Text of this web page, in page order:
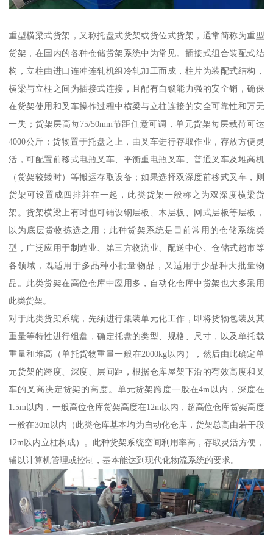
重型横梁式货架，又称托盘式货架或货位式货架，通常简称为重型
货架，在国内的各种仓储货架系统中为常见。插接式组合装配式结
构，立柱由进口连冲连轧机组冷轧加工而成，柱片为装配式结构，
横梁与立柱之间为插接式连接，且配有自锁能力强的安全销，确保
在货架使用和叉车操作过程中横梁与立柱连接的安全可靠性和万无
一失；货架层高每75/50mm节距任意可调，单元货架每层载荷可达
4000公斤；货物置于托盘之上，由叉车进行存取作业，存放方便灵
活，可配置前移式电瓶叉车、平衡重电瓶叉车、普通叉车及堆高机
（货架较矮时）等搬运存取设备；如果选择双深度前移式叉车，则
货架可设置成四排并在一起，此类货架一般称之为双深度横梁货
架。货架横梁上有时也可铺设钢层板、木层板、网式层板等层板，
以为底层货物拣选之用；此种货架系统是目前常用的仓储系统类
型，广泛应用于制造业、第三方物流业、配送中心、仓储式超市等
各领域，既适用于多品种小批量物品，又适用于少品种大批量物
品。此类货架在高位仓库中应用多，自动化仓库中货架也大多采用
此类货架。
对于此类货架系统，先须进行集装单元化工作，即将货物包装及其
重量等特性进行组盘，确定托盘的类型、规格、尺寸，以及单托载
重量和堆高（单托货物重量一般在2000kg以内），然后由此确定单
元货架的跨度、深度、层间距，根据仓库屋架下沿的有效高度和叉
车的叉高决定货架的高度。单元货架跨度一般在4m以内，深度在
1.5m以内，一般高位仓库货架高度在12m以内，超高位仓库货架高度
一般在30m以内（此类仓库基本均为自动化仓库，货架总高由若干段
12m以内立柱构成）。此种货架系统空间利用率高，存取灵活方便，
辅以计算机管理或控制，基本能达到现代化物流系统的要求。